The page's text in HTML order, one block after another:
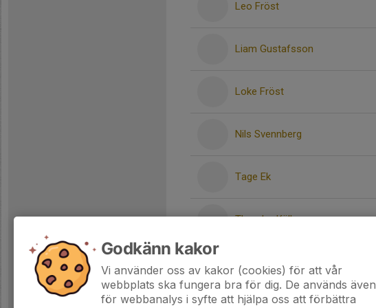
Leo Fröst
Liam Gustafsson
Loke Fröst
Nils Svennberg
Tage Ek
Theodor Källner
Godkänn kakor
Vi använder oss av kakor (cookies) för att vår
webbplats ska fungera bra för dig. De används även
för webbanalys i syfte att hjälpa oss att förbättra